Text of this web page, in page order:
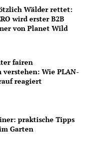
Wälder rettet:
wird erster B2B
von Planet Wild
fairen
verstehen: Wie PLAN-
reagiert
praktische Tipps
Garten